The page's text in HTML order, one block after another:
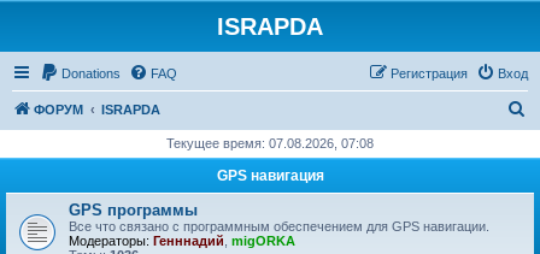
ISRAPDA
Donations FAQ Вход
Регистрация
ФОРУМ ISRAPDA
с
Текущее время: 07.08.2026, 07:08
GPS навигация
GPS программы
Все что связано с программным обеспечением для GPS навигации.
Модераторы: Генннадий migORKA